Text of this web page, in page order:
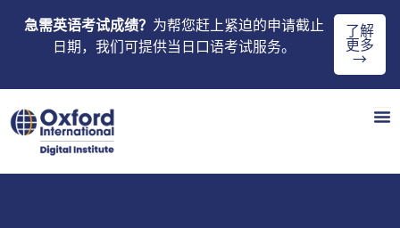
急需英语考试成绩？ 为帮您赶上紧迫的申请截止
日期，我们可提供当日口语考试服务。
了解
更多
→